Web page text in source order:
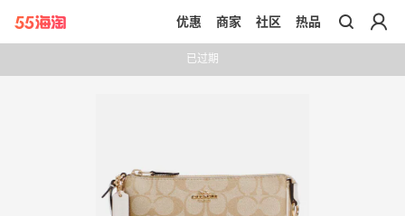
带你去官网买正品
优惠 商家 社区 热品
已过期